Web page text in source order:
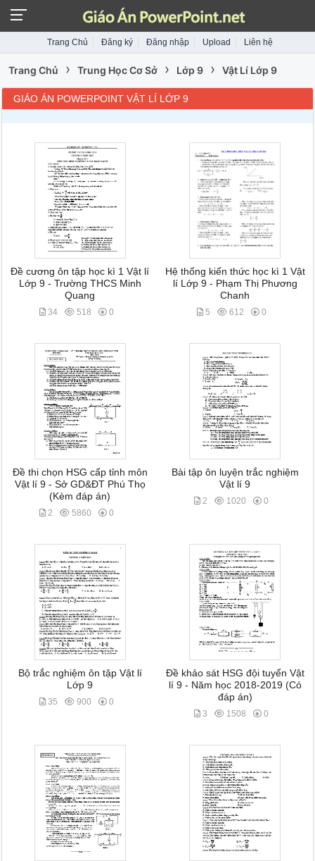
Trang Chủ Đăng ký Đăng nhập Upload Liên hệ
Trang Chủ › Trung Học Cơ Sở › Lớp 9 › Vật Lí Lớp 9
GIÁO ÁN POWERPOINT VẬT LÍ LỚP 9
Đề cương ôn tập học kì 1 Vật lí
Lớp 9 - Trường THCS Minh
Quang
34 518 0
Hệ thống kiến thức học kì 1 Vật
lí Lớp 9 - Phạm Thị Phương
Chanh
5 612 0
Đề thi chọn HSG cấp tỉnh môn
Vật lí 9 - Sở GD&ĐT Phú Thọ
(Kèm đáp án)
2 5860 0
Bài tập ôn luyện trắc nghiệm
Vật lí 9
2 1020 0
Bộ trắc nghiệm ôn tập Vật lí
Lớp 9
35 900 0
Đề khảo sát HSG đội tuyển Vật
lí 9 - Năm học 2018-2019 (Có
đáp án)
3 1508 0